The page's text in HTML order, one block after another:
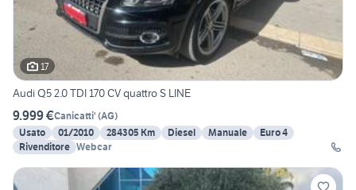
17
Audi Q5 2.0 TDI 170 CV quattro S LINE
9.999 €Canicatti' (AG)
Usato
01/2010 284305 Km Diesel Manuale
Euro 4
Rivenditore Webcar